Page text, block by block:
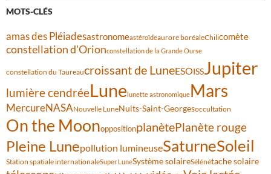
MOTS-CLÉS
amas des Pléiadesastronomeastéroïdeaurore boréaleChilicomète
constellation d'Orionconstellation de la Grande Ourse
constellation du Taureaucroissant de LuneESOISSJupiter
lumière cendréeLune lunette astronomiqueMars
MercureNASANouvelle LuneNuits-Saint-Georgesoccultation
On the MoonoppositionplanètePlanète rouge
Pleine Lunepollution lumineuseSaturneSoleil
Station spatiale internationaleSuper LuneSystème solaireSélénétache solaire